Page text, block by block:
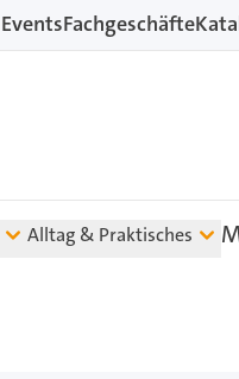
EventsFachgeschäfte
Alltag & Praktisches